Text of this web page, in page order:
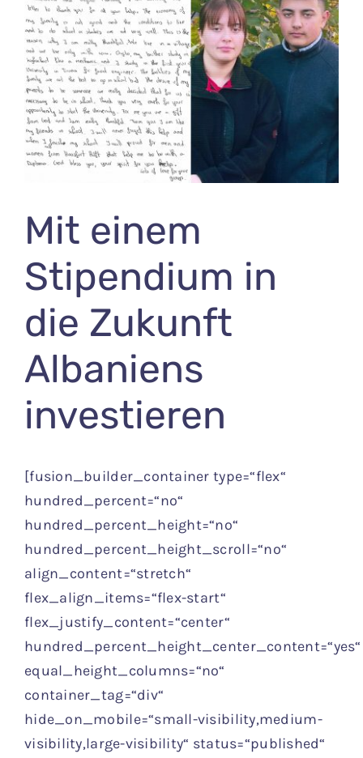
Bild
Mit einem
Stipendium in
die Zukunft
Albaniens
investieren
[fusion_builder_container type=“flex“
hundred_percent=“no“
hundred_percent_height=“no“
hundred_percent_height_scroll=“no“
align_content=“stretch“
flex_align_items=“flex-start“
flex_justify_content=“center“
hundred_percent_height_center_content=“yes“
equal_height_columns=“no“
container_tag=“div“
hide_on_mobile=“small-visibility,medium-
visibility,large-visibility“ status=“published“